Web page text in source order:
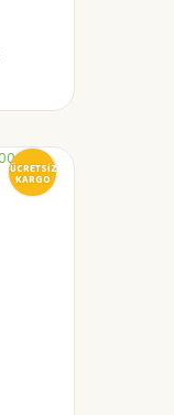
ÜCRETSİZ
KARGO